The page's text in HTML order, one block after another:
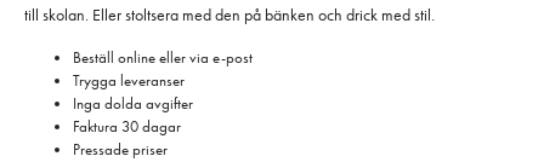
till skolan. Eller stoltsera med den på bänken och drick med stil.
Beställ online eller via e-post
Trygga leveranser
Inga dolda avgifter
Faktura 30 dagar
Pressade priser